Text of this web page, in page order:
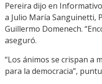
Pereira dijo en
a Julio María Sanguinetti,
Guillermo Domenech.
aseguró.
“Los ánimos se crispan a
para la democracia”,